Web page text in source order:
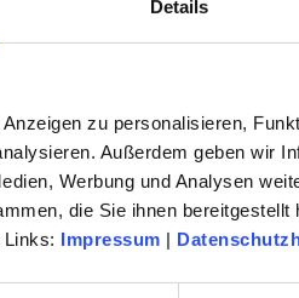
Details
zu personalisieren,
Außerdem geben wir
Werbung und Analysen
die Sie ihnen
Impressum |